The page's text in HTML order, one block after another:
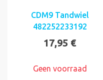
CDM9 Tandwiel
482252233192
17,95 €
Geen voorraad